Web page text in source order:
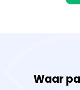
Waar